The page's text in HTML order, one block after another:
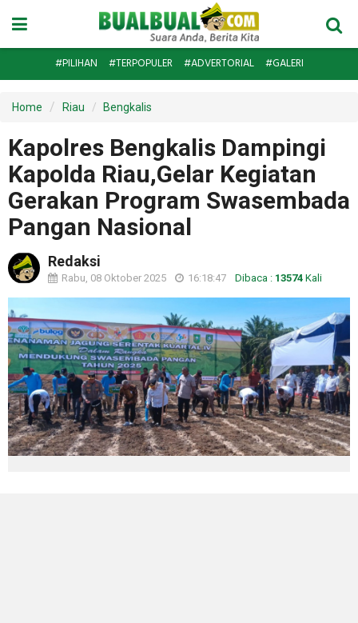
#PILIHAN #TERPOPULER #ADVERTORIAL #GALERI
Home Riau Bengkalis
Kapolres Bengkalis Dampingi
Kapolda Riau,Gelar Kegiatan
Gerakan Program Swasembada
Pangan Nasional
Redaksi
Rabu, 08 Oktober 2025 16:18:47 Dibaca : 13574 Kali